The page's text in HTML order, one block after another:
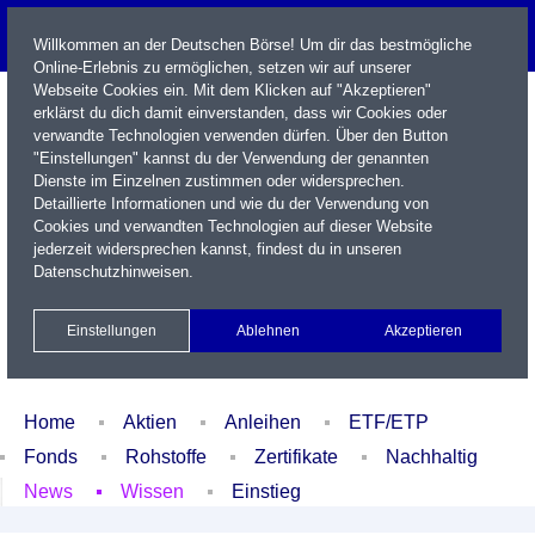
Name / WKN / ISIN / Kürzel
Xetra Realtime
Watchlist Portfolio Login
Home Aktien Anleihen
ETF/ETP
Fonds
Rohstoffe Zertifikate
Nachhaltig
News
Wissen Einstieg
Willkommen an der Deutschen Börse! Um dir das bestmögliche
Online-Erlebnis zu ermöglichen, setzen wir auf unserer
Webseite Cookies ein. Mit dem Klicken auf "Akzeptieren"
erklärst du dich damit einverstanden, dass wir Cookies oder
verwandte Technologien verwenden dürfen. Über den Button
"Einstellungen" kannst du der Verwendung der genannten
Dienste im Einzelnen zustimmen oder widersprechen.
Detaillierte Informationen und wie du der Verwendung von
Cookies und verwandten Technologien auf dieser Website
jederzeit widersprechen kannst, findest du in unseren
Datenschutzhinweisen.
Einstellungen Ablehnen Akzeptieren